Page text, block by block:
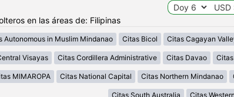
en las áreas de: Filipinas
Autonomous in Muslim Mindanao Citas Bicol Citas Cagayan
Visayas Citas Cordillera Administrative Citas Davao
MIMAROPA Citas National Capital Citas Northern Mindanao
Citas South Australia Citas